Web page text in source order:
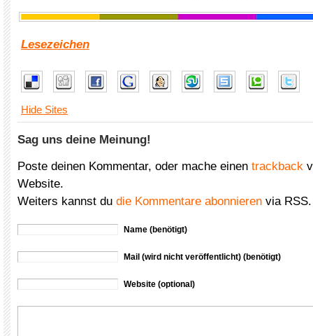
Lesezeichen
Hide Sites
Sag uns deine Meinung!
Poste deinen Kommentar, oder mache einen trackback
Website.
Weiters kannst du die Kommentare abonnieren via RSS.
Name (benötigt)
Mail (wird nicht veröffentlicht) (benötigt)
Website (optional)